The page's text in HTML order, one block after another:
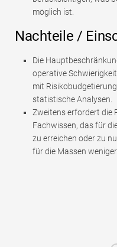
möglich ist.
Nachteile /
Die
operative
mit
statistische Analysen.
Zweitens erfordert die
Fachwissen, das für
zu erreichen oder zu
für die Massen weniger